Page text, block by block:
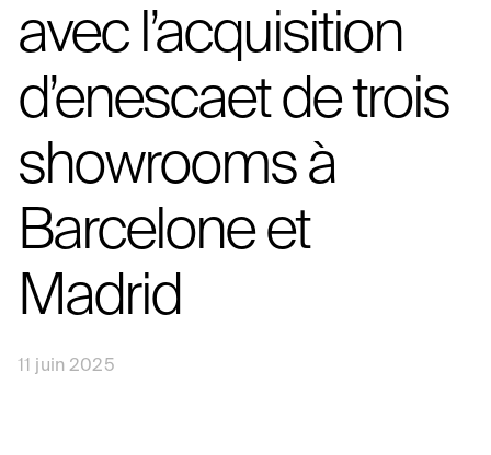
avec l’acquisition
d’enescaet de trois
showrooms à
Barcelone et
Madrid
11 juin 2025